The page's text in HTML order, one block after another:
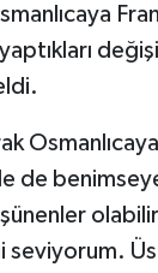
de
seviyorum.